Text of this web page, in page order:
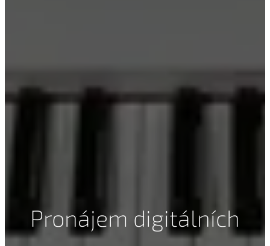
Pronájem digitálních